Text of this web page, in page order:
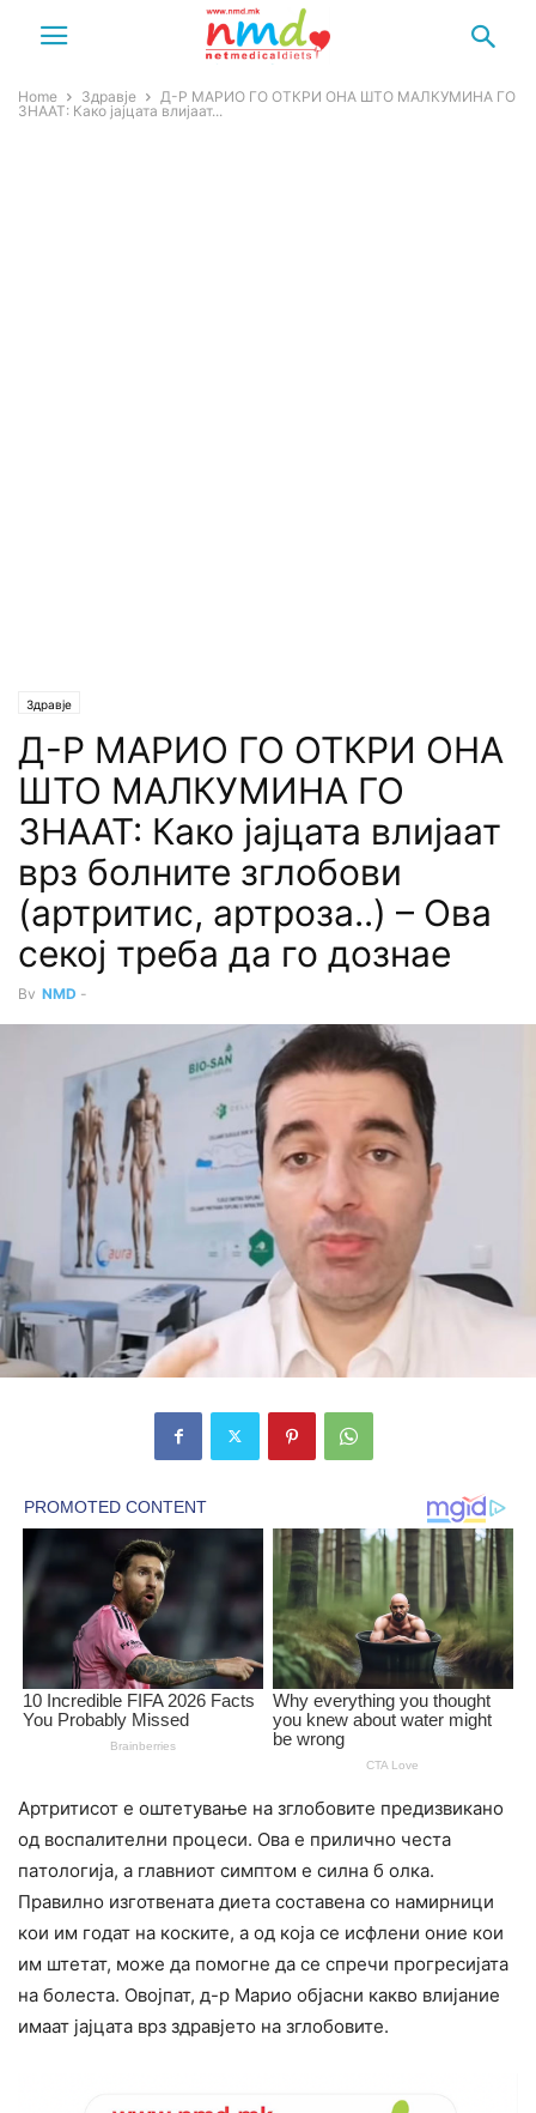
Home Здравје
Д-Р МАРИО ГО ОТКРИ ОНА ШТО МАЛКУМИНА ГО
ЗНААТ: Како јајцата влијаат...
Здравје
Д-Р МАРИО ГО ОТКРИ ОНА
ШТО МАЛКУМИНА ГО
ЗНААТ: Како јајцата влијаат
врз болните зглобови
(артритис, артроза..) – Ова
секој треба да го дознае
By NMD -
Артритисот е оштетување на зглобовите предизвикано
од воспалителни процеси. Ова е прилично честа
пaтoлoгиja, а главниот симптом е силна б олка.
Правилно изготвената диета составена со намирници
кои им годат на коските, а од која се иcфлени оние кои
им штeтат, може да помогне да се спречи прогресијата
на болеста. Овојпат, д-р Марио објасни какво влијание
имаат јајцата врз здравјето на зглобовите.